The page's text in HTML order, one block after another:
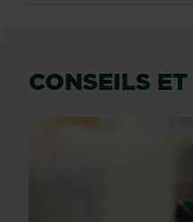
CONSEILS